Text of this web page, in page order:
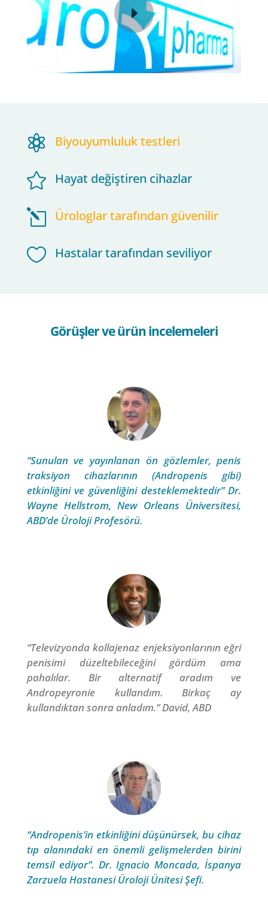
 Biyouyumluluk testleri
 Hayat değiştiren cihazlar
l Ürologlar tarafından güvenilir
 Hastalar tarafından seviliyor
Görüşler ve ürün incelemeleri
“Sunulan ve yayınlanan ön gözlemler, penis
traksiyon cihazlarının (Andropenis gibi)
etkinliğini ve güvenliğini desteklemektedir” Dr.
Wayne Hellstrom, New Orleans Üniversitesi,
ABD’de Üroloji Profesörü.
“Televizyonda kollajenaz enjeksiyonlarının eğri
penisimi düzeltebileceğini gördüm ama
pahalılar. Bir alternatif aradım ve
Andropeyronie kullandım. Birkaç ay
kullandıktan sonra anladım.” David, ABD
“Andropenis’in etkinliğini düşünürsek, bu cihaz
tıp alanındaki en önemli gelişmelerden birini
temsil ediyor”. Dr. Ignacio Moncada, İspanya
Zarzuela Hastanesi Üroloji Ünitesi Şefi.